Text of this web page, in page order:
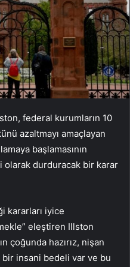
federal kurumların 10
azaltmayı amaçlayan
başlamasının
olarak durduracak bir karar
kararları iyice
eleştiren Illston
çoğunda hazırız, nişan
insani bedeli var ve bu